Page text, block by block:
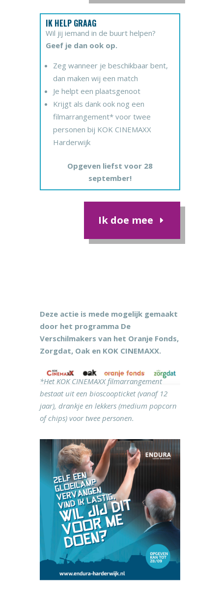
IK HELP GRAAG
Wil jij iemand in de buurt helpen?
Geef je dan ook op.
Zeg wanneer je beschikbaar bent,
dan maken wij een match
Je helpt een plaatsgenoot
Krijgt als dank ook nog een
filmarrangement* voor twee
personen bij KOK CINEMAXX
Harderwijk
Opgeven liefst voor 28
september!
Ik doe mee
Deze actie is mede mogelijk gemaakt
door het programma De
Verschilmakers van het Oranje Fonds,
Zorgdat, Oak en KOK CINEMAXX.
*Het KOK CINEMAXX filmarrangement
bestaat uit een bioscoopticket (vanaf 12
jaar), drankje en lekkers (medium popcorn
of chips) voor twee personen.